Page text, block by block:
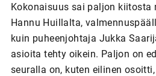
Kokonaisuus sai paljon
Hannu Huillalta,
kuin puheenjohtaja Jukka
asioita tehty oikein. Paljon on
seuralla on, kuten eilinen